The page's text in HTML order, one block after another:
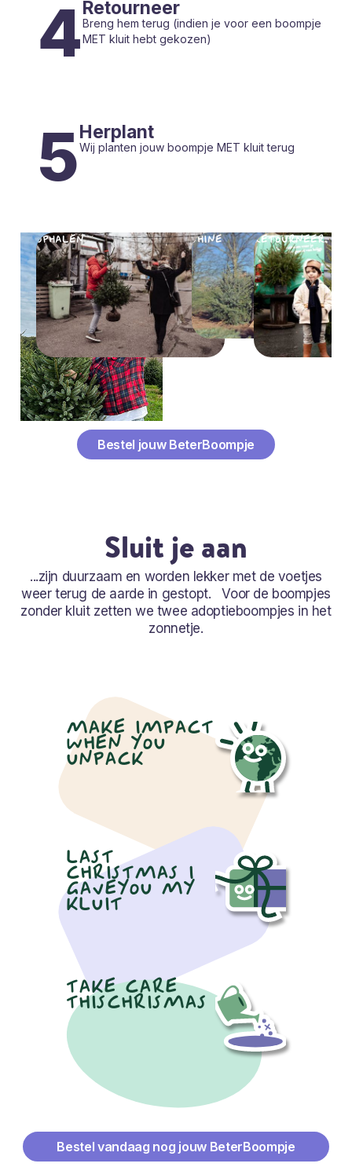
4Retourneer
Breng hem terug (indien je voor een boompje
MET kluit hebt gekozen)
5Herplant
Wij planten jouw boompje MET kluit terug
OPHALEN SHINE RETOURNEER
Bestel jouw BeterBoompje
Sluit je aan
...zijn duurzaam en worden lekker met de voetjes
weer terug de aarde in gestopt. Voor de boompjes
zonder kluit zetten we twee adoptieboompjes in het
zonnetje.
MAKE IMPACT
WHEN YOU
UNPACK
LAST
CHRISTMAS I
GAVEYOU MY
KLUIT
TAKE CARE
THISCHRISMAS
Bestel vandaag nog jouw BeterBoompje